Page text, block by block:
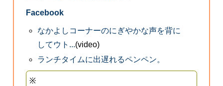
Facebook
なかよしコーナーのにぎやかな声を背に
してウト...(video)
ランチタイムに出遅れるペンペン。
※